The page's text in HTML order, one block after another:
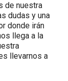
de nuestra
dudas y una
donde irán
llega a la
llevarnos a